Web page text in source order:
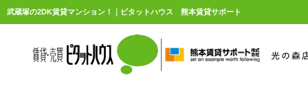
武蔵塚の2DK賃貸マンション！｜ピタットハウス 熊本賃貸サポート